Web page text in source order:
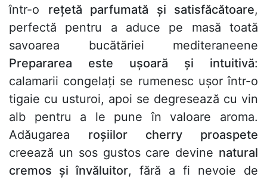
într-o rețetă parfumată și satisfăcătoare,
perfectă pentru a aduce pe masă toată
savoarea bucătăriei mediteraneene
Prepararea este ușoară și intuitivă:
calamarii congelați se rumenesc ușor într-o
tigaie cu usturoi, apoi se degresează cu vin
alb pentru a le pune în valoare aroma.
Adăugarea roșiilor cherry proaspete
creează un sos gustos care devine natural
cremos și învăluitor, fără a fi nevoie de